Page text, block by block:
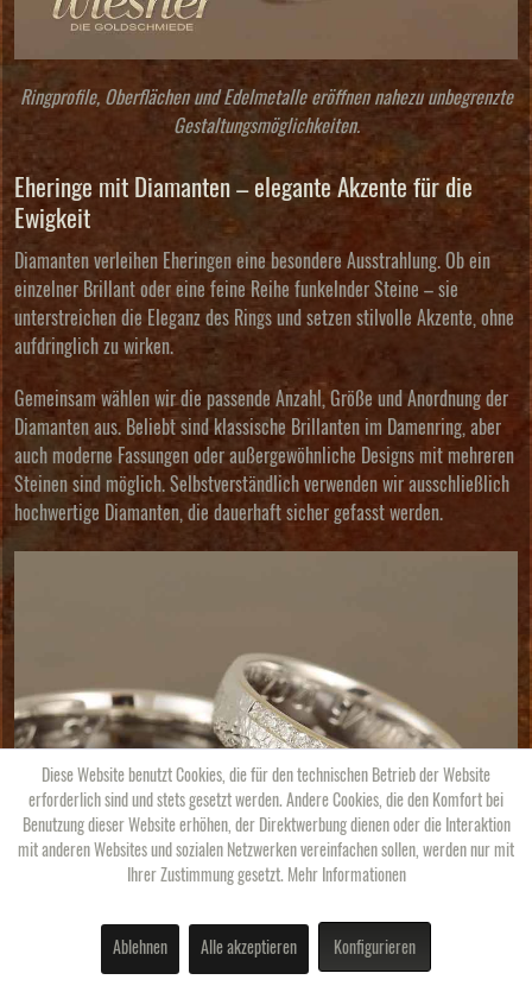
Ringprofile, Oberflächen und Edelmetalle eröffnen nahezu unbegrenzte
Gestaltungsmöglichkeiten.
Eheringe mit Diamanten – elegante Akzente für die
Ewigkeit
Diamanten verleihen Eheringen eine besondere Ausstrahlung. Ob ein
einzelner Brillant oder eine feine Reihe funkelnder Steine – sie
unterstreichen die Eleganz des Rings und setzen stilvolle Akzente, ohne
aufdringlich zu wirken.
Gemeinsam wählen wir die passende Anzahl, Größe und Anordnung der
Diamanten aus. Beliebt sind klassische Brillanten im Damenring, aber
auch moderne Fassungen oder außergewöhnliche Designs mit mehreren
Steinen sind möglich. Selbstverständlich verwenden wir ausschließlich
hochwertige Diamanten, die dauerhaft sicher gefasst werden.
Diese Website benutzt Cookies, die für den technischen Betrieb der Website
erforderlich sind und stets gesetzt werden. Andere Cookies, die den Komfort bei
Benutzung dieser Website erhöhen, der Direktwerbung dienen oder die Interaktion
mit anderen Websites und sozialen Netzwerken vereinfachen sollen, werden nur mit
Ihrer Zustimmung gesetzt. Mehr Informationen
Ablehnen Alle akzeptieren Konfigurieren